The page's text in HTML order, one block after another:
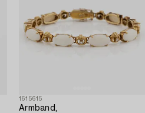
1615615
Armband,